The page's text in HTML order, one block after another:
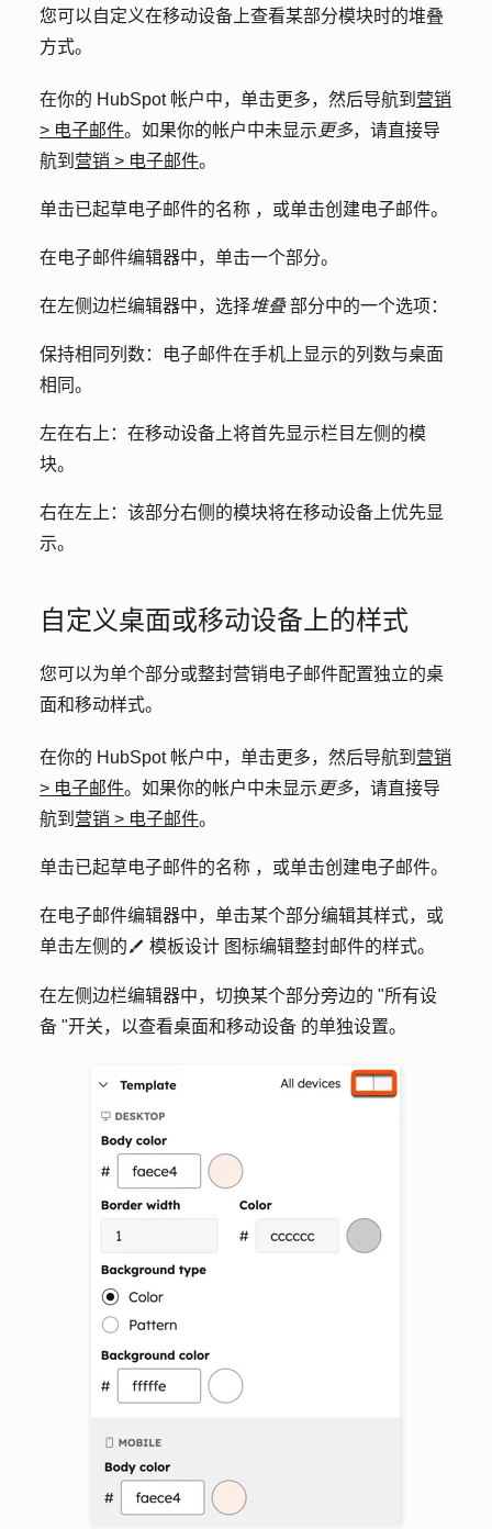
您可以自定义在移动设备上查看某部分模块时的堆叠
方式。
在你的 HubSpot 帐户中，单击更多，然后导航到 营销
> 电子邮件。如果你的帐户中未显示 更多，请直接导
航到 营销 > 电子邮件。
单击已起草电子邮件的名称 ，或单击创建电子邮件。
在电子邮件编辑器中，单击一个部分。
在左侧边栏编辑器中，选择堆叠部分中的一个选项 ：
保持相同列数：电子邮件在手机上显示的列数与桌面
相同。
左在右上 ：在移动设备上将首先显示栏目左侧的模
块。
右在左上 ：该部分右侧的模块将在移动设备上优先显
示。
自定义桌面或移动设备上的样式
您可以为单个部分或整封营销电子邮件配置独立的桌
面和移动样式。
在你的 HubSpot 帐户中，单击更多，然后导航到 营销
> 电子邮件。如果你的帐户中未显示 更多，请直接导
航到 营销 > 电子邮件。
单击已起草电子邮件的名称 ，或单击创建电子邮件。
在电子邮件编辑器中，单击某个部分编辑其样式，或
单击左侧的styles 模板设计 图标编辑整封邮件的样式。
在左侧边栏编辑器中，切换某个部分旁边的 "所有设
备 "开关，以查看桌面和移动设备 的单独设置。